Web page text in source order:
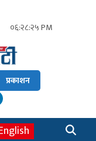
०६:२८:२६ PM
प्रकाशन